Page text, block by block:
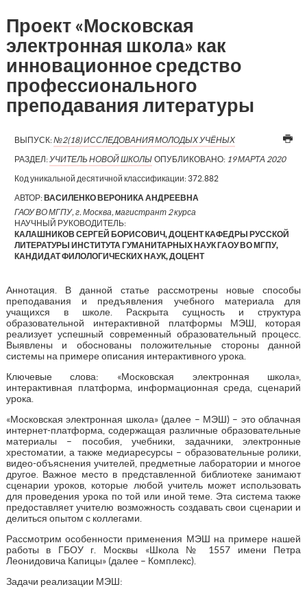
Проект «Московская
электронная школа» как
инновационное средство
профессионального
преподавания литературы
ВЫПУСК:№2(18) ИССЛЕДОВАНИЯ МОЛОДЫХ УЧЁНЫХ
РАЗДЕЛ: УЧИТЕЛЬ НОВОЙ ШКОЛЫ ОПУБЛИКОВАНО: 19 МАРТА 2020
Код уникальной десятичной классификации: 372.882
АВТОР:ВАСИЛЕНКО ВЕРОНИКА АНДРЕЕВНА
ГАОУ ВО МГПУ, г. Москва, магистрант 2 курса
НАУЧНЫЙ РУКОВОДИТЕЛЬ:
КАЛАШНИКОВ СЕРГЕЙ БОРИСОВИЧ, ДОЦЕНТ КАФЕДРЫ РУССКОЙ
ЛИТЕРАТУРЫ ИНСТИТУТА ГУМАНИТАРНЫХ НАУК ГАОУ ВО МГПУ,
КАНДИДАТ ФИЛОЛОГИЧЕСКИХ НАУК, ДОЦЕНТ
Аннотация. В данной статье рассмотрены новые способы
преподавания и предъявления учебного материала для
учащихся в школе. Раскрыта сущность и структура
образовательной интерактивной платформы МЭШ, которая
реализует успешный современный образовательный процесс.
Выявлены и обоснованы положительные стороны данной
системы на примере описания интерактивного урока.
Ключевые слова: «Московская электронная школа»,
интерактивная платформа, информационная среда, сценарий
урока.
«Московская электронная школа» (далее – МЭШ) – это облачная
интернет-платформа, содержащая различные образовательные
материалы – пособия, учебники, задачники, электронные
хрестоматии, а также медиаресурсы – образовательные ролики,
видео-объяснения учителей, предметные лаборатории и многое
другое. Важное место в представленной библиотеке занимают
сценарии уроков, которые любой учитель может использовать
для проведения урока по той или иной теме. Эта система также
предоставляет учителю возможность создавать свои сценарии и
делиться опытом с коллегами.
Рассмотрим особенности применения МЭШ на примере нашей
работы в ГБОУ г. Москвы «Школа № 1557 имени Петра
Леонидовича Капицы» (далее – Комплекс).
Задачи реализации МЭШ: